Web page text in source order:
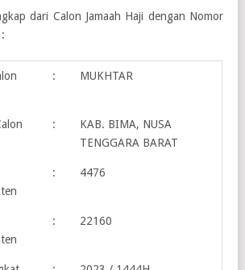
dari Calon Jamaah Haji dengan Nomor
:
: MUKHTAR
:
KAB. BIMA, NUSA
TENGGARA BARAT
: 4476
: 22160